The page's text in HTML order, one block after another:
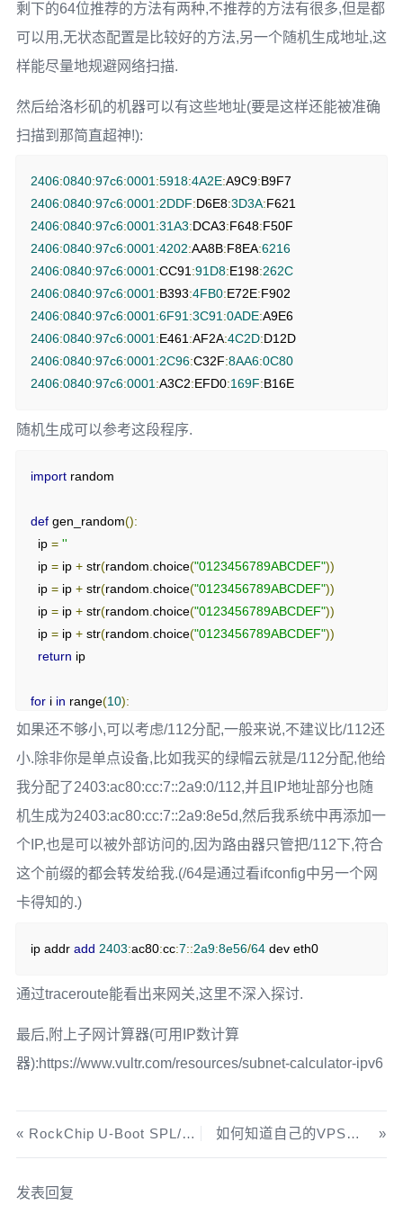
剩下的64位推荐的方法有两种,不推荐的方法有很多,但是都
可以用,无状态配置是比较好的方法,另一个随机生成地址,这
样能尽量地规避网络扫描.
然后给洛杉矶的机器可以有这些地址(要是这样还能被准确
扫描到那简直超神!):
2406:0840:97c6:0001:5918:4A2E:A9C9:
2406:0840:97c6:0001:2DDF:D6E8:3D3A:
F621
2406:0840:97c6:0001:31A3:DCA3:F648:
2406:0840:97c6:0001:4202:AA8B:F8EA:6216
2406:0840:97c6:0001:CC91:91D8:E198:262C
2406:0840:97c6:0001:B393:4FB0:E72E:
2406:0840:97c6:0001:6F91:3C91:0ADE:
A9E6
2406:0840:97c6:0001:E461:AF2A:4C2D:
D12D
2406:0840:97c6:0001:2C96:C32F:8AA6:0C80
2406:0840:97c6:0001:A3C2:EFD0:169F:B16E
随机生成可以参考这段程序.
import random
def gen_random():
  ip
= ''
  ip
= ip + str(random choice("0123456789ABCDEF"))
  ip
= ip + str(random choice("0123456789ABCDEF"))
  ip
= ip + str(random choice("0123456789ABCDEF"))
  ip
= ip + str(random choice("0123456789ABCDEF"))
return ip
for i in range(10):
print('2406:0840:97c6:0001:' + gen_random() + ':' +
如果还不够小,可以考虑/112分配,一般来说,不建议比/112还
小.除非你是单点设备,比如我买的绿帽云就是/112分配,他给
我分配了2403:ac80:cc:7::2a9:0/112,并且IP地址部分也随
机生成为2403:ac80:cc:7::2a9:8e5d,然后我系统中再添加一
个IP,也是可以被外部访问的,因为路由器只管把/112下,符合
这个前缀的都会转发给我.(/64是通过看ifconfig中另一个网
卡得知的.)
ip addr add 2403:ac80:cc:7::2a9:8e56/64 dev eth0
通过traceroute能看出来网关,这里不深入探讨.
最后,附上子网计算器(可用IP数计算
器):https://www.vultr.com/resources/subnet-calculator-ipv6
RockChip U-Boot SPL/TPL 移植 如何知道自己的VPS的IPv6属性
发表回复